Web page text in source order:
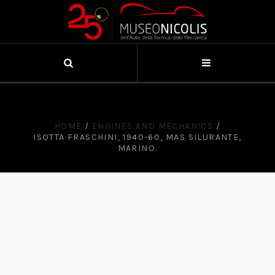
HOME / ENGINES AND MECHANICS /
ISOTTA FRASCHINI, 1940-60, MAS SILURANTE,
MARINO.